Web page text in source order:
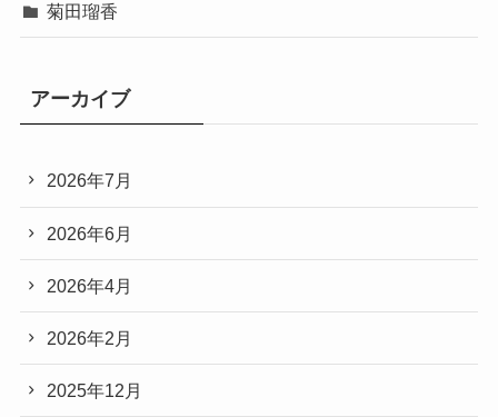
菊田瑠香
アーカイブ
2026年7月
2026年6月
2026年4月
2026年2月
2025年12月